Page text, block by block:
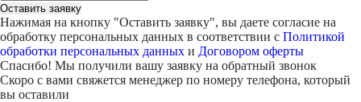
Оставить заявку
Нажимая на кнопку "Оставить заявку", вы даете согласие на
обработку персональных данных в соответствии с Политикой
обработки персональных данных и Договором оферты
Спасибо! Мы получили вашу заявку на обратный звонок
Скоро с вами свяжется менеджер по номеру телефона, который
вы оставили